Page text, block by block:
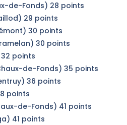
de-Fonds) 28 points
29 points
30 points
30 points
points
de-Fonds) 35 points
36 points
points
de-Fonds) 41 points
41 points